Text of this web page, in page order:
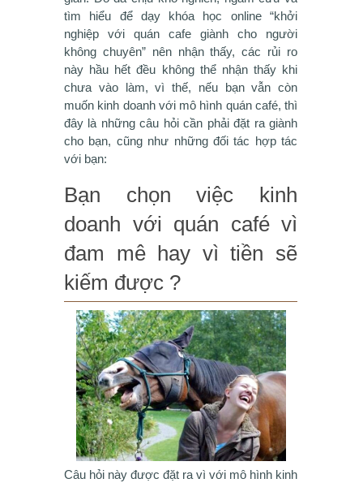
tìm hiểu để dạy khóa học online “khởi
nghiệp với quán cafe giành cho người
không chuyên” nên nhận thấy, các rủi ro
này hầu hết đều không thể nhận thấy khi
chưa vào làm, vì thế, nếu bạn vẫn còn
muốn kinh doanh với mô hình quán café, thì
đây là những câu hỏi cần phải đặt ra giành
cho bạn, cũng như những đối tác hợp tác
với bạn:
Bạn chọn việc kinh
doanh với quán café vì
đam mê hay vì tiền sẽ
kiếm được ?
Câu hỏi này được đặt ra vì với mô hình kinh